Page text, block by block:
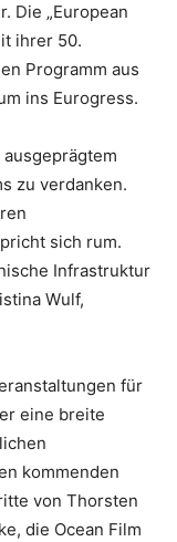
Die „European
ihrer 50.
Programm aus
ins Eurogress.
zu verdanken.
sich rum.
Infrastruktur
Wulf,
für
eine breite
kommenden
von Thorsten
die Ocean Film